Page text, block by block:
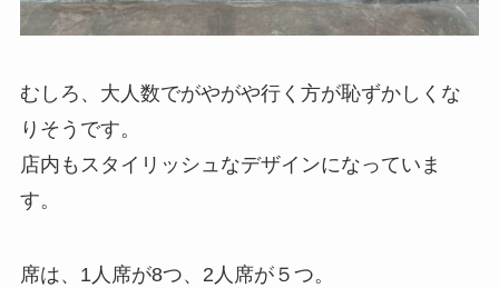
むしろ、大人数でがやがや行く方が恥ずかしくな
りそうです。
店内もスタイリッシュなデザインになっていま
す。
席は、1人席が8つ、2人席が５つ。